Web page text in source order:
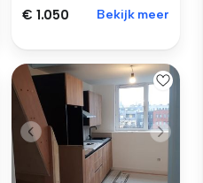
€ 1.050 Bekijk meer